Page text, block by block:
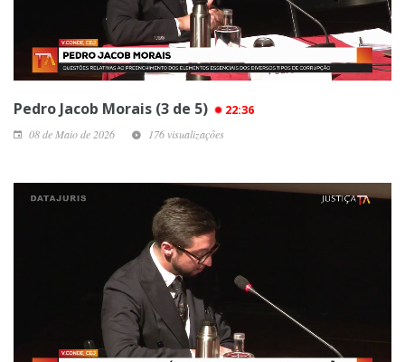
Pedro Jacob Morais (3 de 5) 22:36
08 de Maio de 2026 176 visualizações